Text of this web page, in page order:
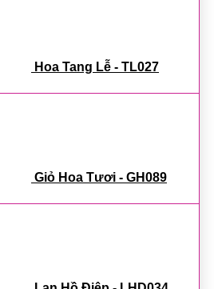
Hoa Tang Lễ - TL027
Giỏ Hoa Tươi - GH089